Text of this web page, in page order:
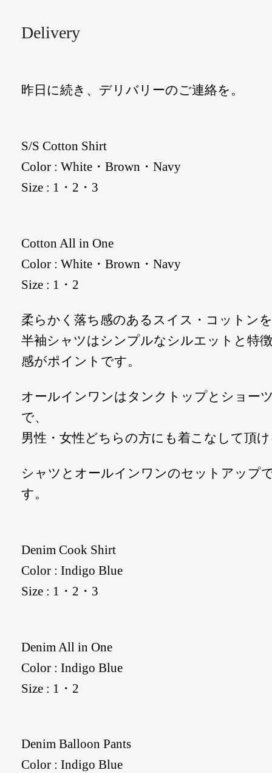
Delivery
昨日に続き、デリバリーのご連絡を。
S/S Cotton Shirt
Color : White・Brown・Navy
Size : 1・2・3
Cotton All in One
Color : White・Brown・Navy
Size : 1・2
柔らかく落ち感のあるスイス・コットン
半袖シャツはシンプルなシルエットと特
感がポイントです。
オールインワンはタンクトップとショー
で、
男性・女性どちらの方にも着こなして頂
シャツとオールインワンのセットアップ
す。
Denim Cook Shirt
Color : Indigo Blue
Size : 1・2・3
Denim All in One
Color : Indigo Blue
Size : 1・2
Denim Balloon Pants
Color : Indigo Blue